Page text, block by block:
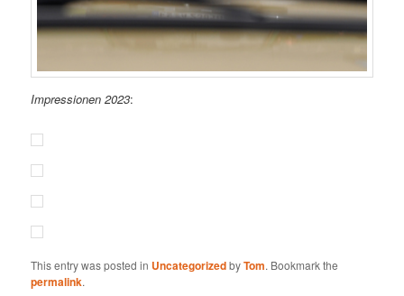
Impressionen 2023:
This entry was posted in UncategorizedbyTom. Bookmark the
permalink.